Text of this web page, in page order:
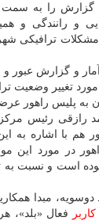
گزارش را به سمت
و رانندگی و
مشكلات ترافیكی
و گزارش عبور
تغییر وضعیت
به پلیس راهور
رازقی رئیس
هم با اشاره به
در مورد این
است و نسبت به
مبدا
كاربر
فعال «بلد»،